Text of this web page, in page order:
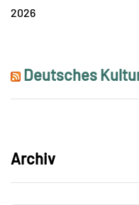
2026
Deutsches
Archiv